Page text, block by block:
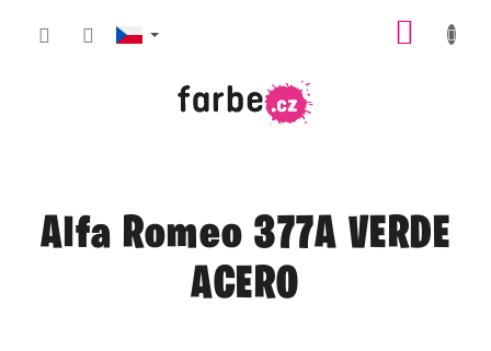
Alfa Romeo 377A VERDE
ACERO